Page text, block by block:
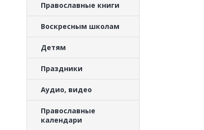
Православные книги
Воскресным школам
Детям
Праздники
Аудио, видео
Православные
календари